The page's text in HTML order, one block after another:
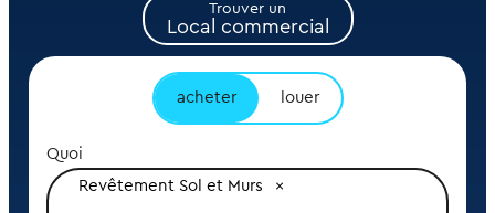
Trouver un
Local commercial
acheter louer
Quoi
Revêtement Sol et Murs